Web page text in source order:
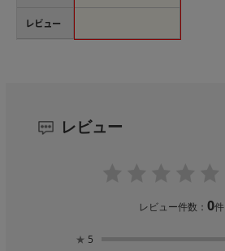
レビュー
レビュー
レビュー件数：0件
★ 5